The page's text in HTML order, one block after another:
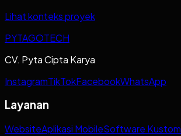
Lihat konteks proyek
PYTAGOTECH
CV. Pyta Cipta Karya
InstagramTikTokFacebookWhatsApp
Layanan
WebsiteAplikasi MobileSoftware Kustom